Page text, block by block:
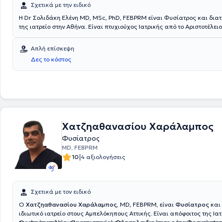
Σχετικά με την ειδικό
Η Dr Σολιδάκη Ελένη MD, MSc, PhD, FEBPRM είναι Φυσίατρος και
της ιατρείο στην Αθήνα. Είναι πτυχιούχος Ιατρικής από το
Σχολή του Πανεπιστημίου Κρήτης όπου και εκπόνησε στη συνέχεια τη
Διατριβή. Κατέχει πιστοποίηση στον Ιατρικό Βελονισμό ενώ έχει
μετεκπαιδεύσεων. Εχει διατελέσει Αθλητίατρος στα τμήατα Υποδομών
Παναθηναϊκός, ενώ διετέλεσε Ιατρός στο Ασκληπιείο Βούλας, στο
Απλή επίσκεψη
Δες το κόστος
Χατζηαθανασίου Χαράλαμπος
Φυσίατρος
MD, FEBPRM
10|4 αξιολογήσεις
Σχετικά με τον ειδικό
Ο Χατζηαθανασίου Χαράλαμπος, MD, FEBPRM, είναι Φυσίατρος και
ιδιωτικό ιατρείο στους Αμπελόκηπους Αττικής. Είναι απόφοιτος της